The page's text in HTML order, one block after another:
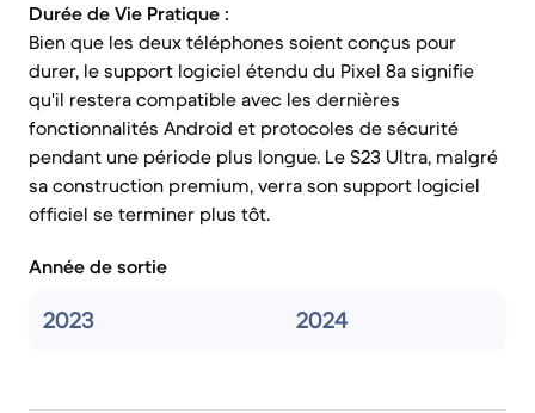
Durée de Vie Pratique :
Bien que les deux téléphones soient conçus pour
durer, le support logiciel étendu du Pixel 8a signifie
qu'il restera compatible avec les dernières
fonctionnalités Android et protocoles de sécurité
pendant une période plus longue. Le S23 Ultra, malgré
sa construction premium, verra son support logiciel
officiel se terminer plus tôt.
Année de sortie
2023 2024